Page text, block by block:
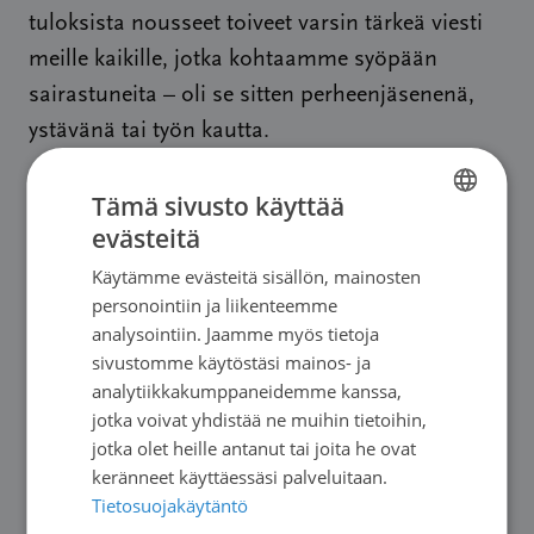
tuloksista nousseet toiveet varsin tärkeä viesti
meille kaikille, jotka kohtaamme syöpään
sairastuneita – oli se sitten perheenjäsenenä,
ystävänä tai työn kautta.
Nämä ovat pieniä, inhimillisiä tekoja, joilla
voimme tukea syöpään
sairastunutta. Maailman syöpäpäivän
kunniaksi (ja kaikkina päivänä sen jälkeen) me
voimme kaikki ottaa vinkistä vaarin ja kohdata
syöpään sairastuneen myötätuntoisesti ja
kunnioittaen.
SWEDISH
Tämä sivusto käyttää
evästeitä
Käytämme evästeitä sisällön, mainosten
personointiin ja liikenteemme
analysointiin. Jaamme myös tietoja
sivustomme käytöstäsi mainos- ja
analytiikkakumppaneidemme kanssa,
jotka voivat yhdistää ne muihin tietoihin,
jotka olet heille antanut tai joita he ovat
keränneet käyttäessäsi palveluitaan.
Tietosuojakäytäntö